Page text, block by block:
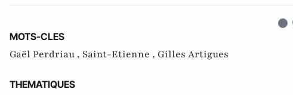
MOTS-CLES
Gaël Perdriau , Saint-Etienne , Gilles Artigues
THEMATIQUES